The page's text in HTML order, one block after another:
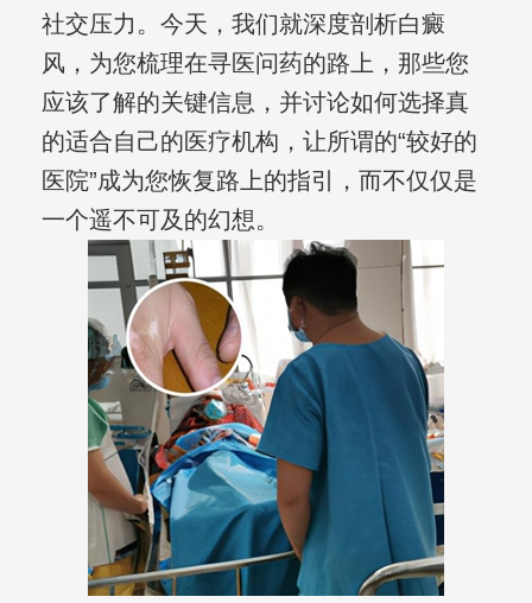
社交压力。今天，我们就深度剖析白癜
风，为您梳理在寻医问药的路上，那些您
应该了解的关键信息，并讨论如何选择真
的适合自己的医疗机构，让所谓的“较好的
医院”成为您恢复路上的指引，而不仅仅是
一个遥不可及的幻想。